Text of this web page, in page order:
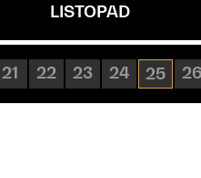
LISTOPAD
21 22 23 24 25 26